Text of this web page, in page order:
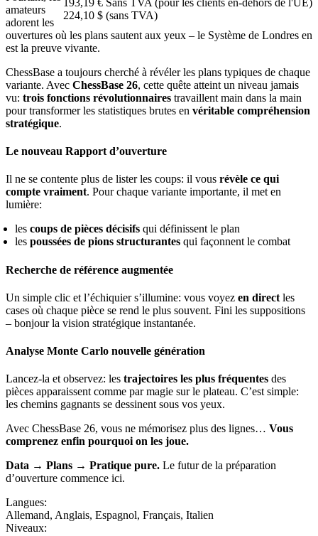
193,19 € Sans TVA (pour les clients en-dehors de l'UE)
224,10 $ (sans TVA)
amateurs
adorent les
ouvertures où les plans sautent aux yeux – le Système de Londres en
est la preuve vivante.
ChessBase a toujours cherché à révéler les plans typiques de chaque
variante. Avec ChessBase 26, cette quête atteint un niveau jamais
vu: trois fonctions révolutionnaires travaillent main dans la main
pour transformer les statistiques brutes en véritable compréhension
stratégique.
Le nouveau Rapport d’ouverture
Il ne se contente plus de lister les coups: il vous révèle ce qui
compte vraiment. Pour chaque variante importante, il met en
lumière:
les coups de pièces décisifs qui définissent le plan
les poussées de pions structurantes qui façonnent le combat
Recherche de référence augmentée
Un simple clic et l’échiquier s’illumine: vous voyez en direct les
cases où chaque pièce se rend le plus souvent. Fini les suppositions
– bonjour la vision stratégique instantanée.
Analyse Monte Carlo nouvelle génération
Lancez-la et observez: les trajectoires les plus fréquentes des
pièces apparaissent comme par magie sur le plateau. C’est simple:
les chemins gagnants se dessinent sous vos yeux.
Avec ChessBase 26, vous ne mémorisez plus des lignes… Vous
comprenez enfin pourquoi on les joue.
Data → Plans → Pratique pure. Le futur de la préparation
d’ouverture commence ici.
Langues:
Allemand, Anglais, Espagnol, Français, Italien
Niveaux: